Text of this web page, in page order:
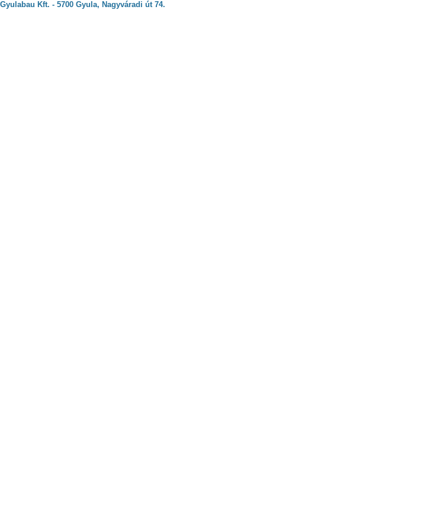
Gyulabau Kft. - 5700 Gyula, Nagyváradi út 74.